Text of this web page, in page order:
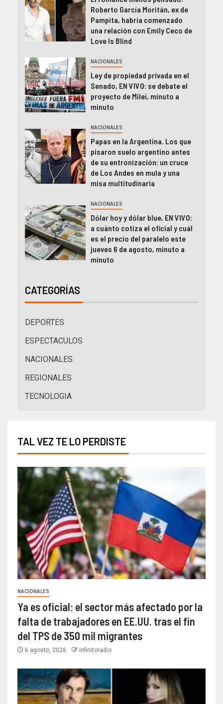
Roberto García Moritán, ex de
Pampita, habría comenzado
una relación con Emily Ceco de
Love Is Blind
NACIONALES
Ley de propiedad privada en el
Senado, EN VIVO: se debate el
proyecto de Milei, minuto a
minuto
NACIONALES
Papas en la Argentina. Los que
pisaron suelo argentino antes
de su entronización: un cruce
de Los Andes en mula y una
misa multitudinaria
NACIONALES
Dólar hoy y dólar blue, EN VIVO:
a cuánto cotiza el oficial y cuál
es el precio del paralelo este
jueves 6 de agosto, minuto a
minuto
CATEGORÍAS
DEPORTES
ESPECTACULOS
NACIONALES
REGIONALES
TECNOLOGIA
TAL VEZ TE LO PERDISTE
NACIONALES
Ya es oficial: el sector más afectado por la
falta de trabajadores en EE.UU. tras el fin
del TPS de 350 mil migrantes
6 agosto, 2026 infinitoradio